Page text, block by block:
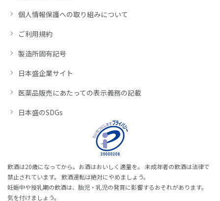
個人情報保護への取り組みについて
ご利用規約
製造所固有記号
日本盛企業サイト
医薬品販売にあたっての表示義務の記載
日本盛のSDGs
飲酒は20歳になってから。お酒はおいしく適量を。 未成年者の飲酒は法律で
禁止されています。 飲酒運転は絶対にやめましょう。
妊娠中や授乳期の飲酒は、胎児・乳児の発育に影響するおそれがあります。
気を付けましょう。